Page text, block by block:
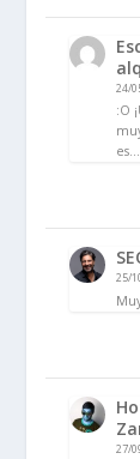
24/
:O
es…
25/
27/